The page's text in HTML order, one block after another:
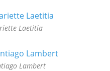
Laetitia
Lambert